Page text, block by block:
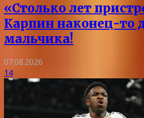
«Столько лет
Карпин наконец-то
мальчика!
07.08.2026
14